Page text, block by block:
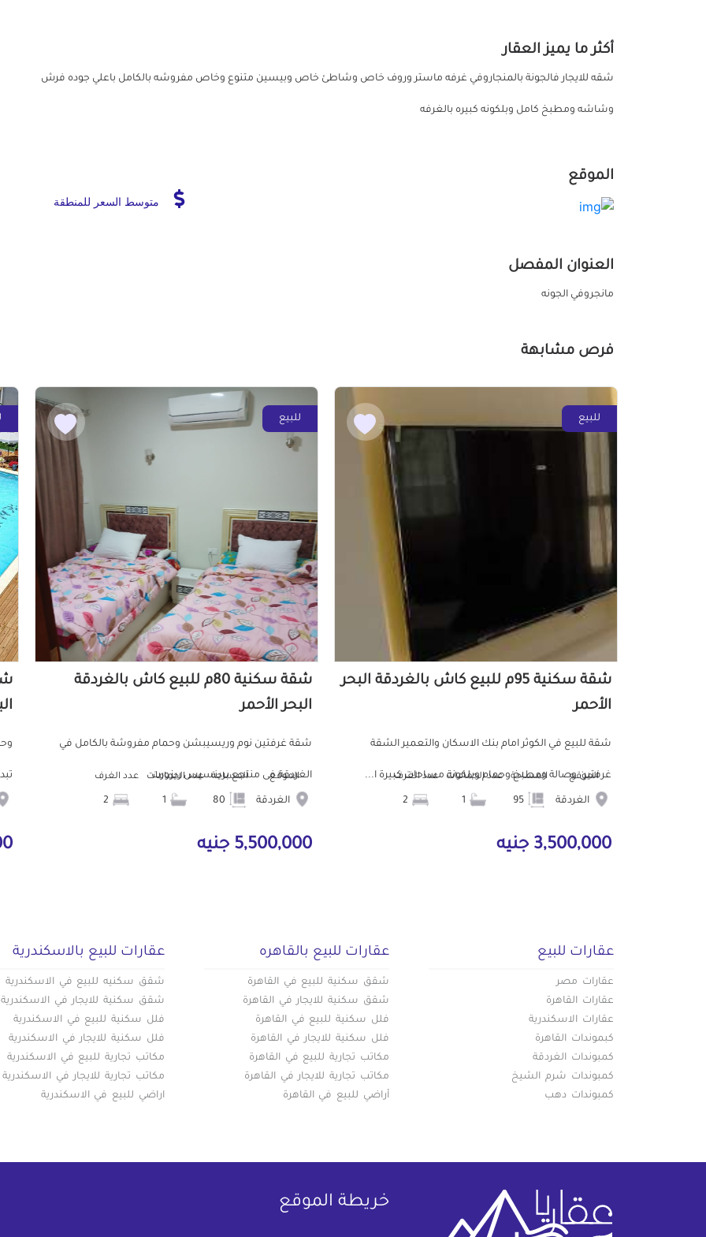
أكثر ما يميز العقار
شقه للايجار فالجونة بالمنجاروفي غرفه ماستر وروف خاص وشاطئ خاص وبيسين متنوع وخاص مفروشه بالكامل باعلي جوده فرش
وشاشه ومطبخ كامل وبلكونه كبيره بالغرفه
الموقع
متوسط السعر للمنطقة
العنوان المفصل
مانجروفي الجونه
فرص مشابهة
للبيع
شقة سكنية 95م للبيع كاش بالغردقة البحر
الأحمر
شقة للبيع في الكوثر امام بنك الاسكان والتعمير الشقة
غرفتين وصالة ومطبخ وحمام وبلكونة مساحات كبيرة ا...
الموقع
الغردقة
المساحة
95
عدد الحمامات عدد الغرف
3,500,000 جنيه
للبيع
شقة سكنية 80م للبيع كاش بالغردقة
البحر الأحمر
شقة غرفتين نوم وريسيبشن وحمام مفروشة بالكامل في
الغردقة فى منتجع برينسيس ريزورت
الموقع
الغردقة
المساحة عدد الحمامات عدد الغرف
5,500,000 جنيه
تبدا من 58 متر
عقارات للبيع
عقارات مصر
عقارات القاهرة
عقارات الاسكندرية
كبموندات القاهرة
كمبوندات الغردقة
كمبوندات شرم الشيخ
كمبوندات دهب
عقارات للبيع بالقاهره
شقق سكنية للبيع في القاهرة
شقق سكنية للايجار في القاهرة
فلل سكنية للبيع في القاهرة
فلل سكنية للايجار في القاهرة
مكاتب تجارية للبيع في القاهرة
مكاتب تجارية للايجار في القاهرة
أراضي للبيع في القاهرة
عقارات للبيع بالاسكندرية
شقق سكنيه للبيع في الاسكندرية
شقق سكنية للايجار في الاسكندرية
فلل سكنية للبيع في الاسكندرية
فلل سكنية للايجار في الاسكندرية
مكاتب تجارية للبيع في الاسكندرية
مكاتب تجارية للايجار في الاسكندرية
اراضي للبيع في الاسكندرية
خريطة الموقع